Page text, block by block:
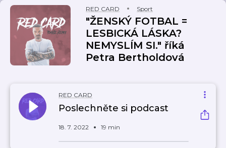
RED CARD Sport
"ŽENSKÝ FOTBAL =
LESBICKÁ LÁSKA?
NEMYSLÍM SI." říká
Petra Bertholdová
RED CARD
Poslechněte si podcast
18. 7. 2022 19 min